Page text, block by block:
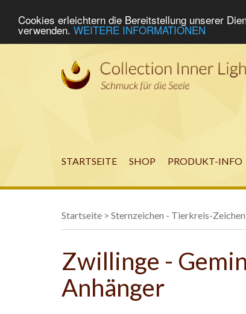
Cookies erleichtern die Bereitstellung unserer
verwenden. WEITERE INFORMATIONEN
STARTSEITE SHOP PRODUKT-INFO
Startseite > Sternzeichen - Tierkreis-Zeichen
Zwillinge -
Anhänger